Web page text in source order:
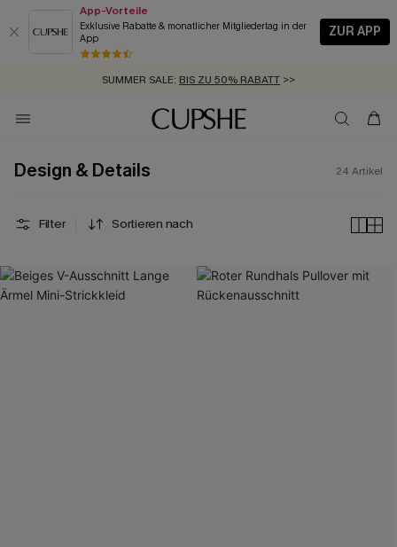
App-Vorteile
Exklusive Rabatte & monatlicher Mitgliedertag in der
App
ZUR APP
GRATIS MASSBAND MIT JEDEM SCHNELLVERSAND-ARTIKEL >>
SUMMER SALE: BIS ZU 50% RABATT >>
ZUM NEWSLETTER:BIS ZU -20% EXTRA ERHALTEN
KOSTENLOSER VERSAND AB 89 €
Design & Details 24 Artikel
Filter Sortieren nach